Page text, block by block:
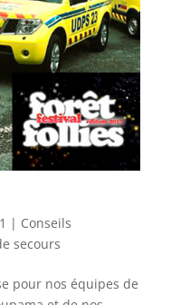
| Conseils
secours
pour nos équipes de